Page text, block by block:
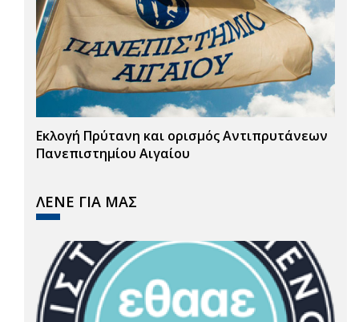
Εκλογή Πρύτανη και ορισμός Αντιπρυτάνεων
Πανεπιστημίου Αιγαίου
ΛΕΝΕ ΓΙΑ ΜΑΣ